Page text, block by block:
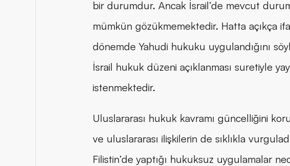
bir durumdur. Ancak İsrail’de mevcut
mümkün gözükmemektedir. Hatta açıkça
dönemde Yahudi hukuku uygulandığını
İsrail hukuk düzeni açıklanması suretiyle
istenmektedir.
Uluslararası hukuk kavramı güncelliğini
ve uluslararası ilişkilerin de sıklıkla
Filistin’de yaptığı hukuksuz uygulamalar